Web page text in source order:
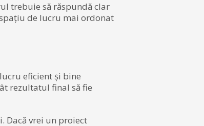
trebuie să răspundă clar
de lucru mai ordonat
eficient și bine
rezultatul final să fie
Dacă vrei un proiect